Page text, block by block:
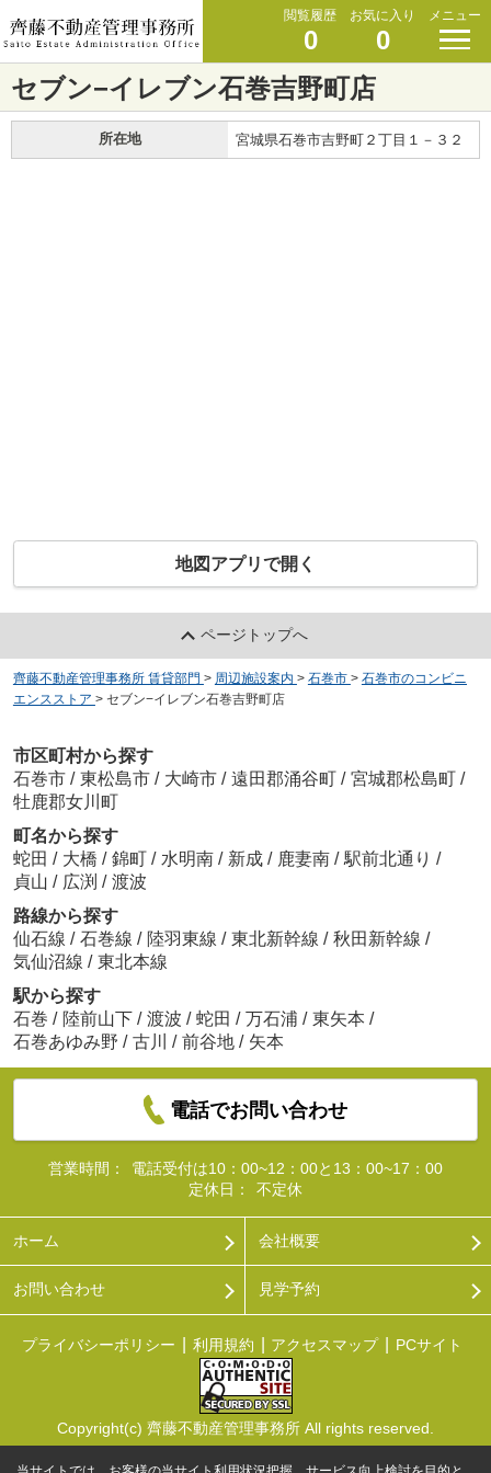
閲覧履歴
0
お気に入り
0
メニュー
セブン−イレブン石巻吉野町店
所在地 宮城県石巻市吉野町２丁目１－３２
地図アプリで開く
ページトップへ
齊藤不動産管理事務所 賃貸部門 > 周辺施設案内 > 石巻市 > 石巻市のコンビニ
エンスストア > セブン−イレブン石巻吉野町店
市区町村から探す
石巻市 / 東松島市 / 大崎市 / 遠田郡涌谷町 / 宮城郡松島町 /
牡鹿郡女川町
町名から探す
蛇田 / 大橋 / 錦町 / 水明南 / 新成 / 鹿妻南 / 駅前北通り /
貞山 / 広渕 / 渡波
路線から探す
仙石線 / 石巻線 / 陸羽東線 / 東北新幹線 / 秋田新幹線 /
気仙沼線 / 東北本線
駅から探す
石巻 / 陸前山下 / 渡波 / 蛇田 / 万石浦 / 東矢本 /
石巻あゆみ野 / 古川 / 前谷地 / 矢本
電話でお問い合わせ
営業時間：
電話受付は10：00~12：00と13：00~17：00
定休日：
不定休
ホーム 会社概要
お問い合わせ 見学予約
プライバシーポリシー 利用規約 アクセスマップ PCサイト
Copyright(c) 齊藤不動産管理事務所 All rights reserved.